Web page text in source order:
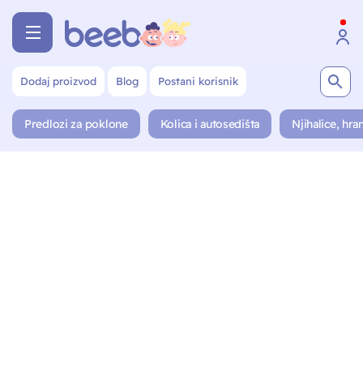
Dodaj proizvod Blog Postani korisnik
Predlozi za poklone Kolica i autosedišta Njihalice,